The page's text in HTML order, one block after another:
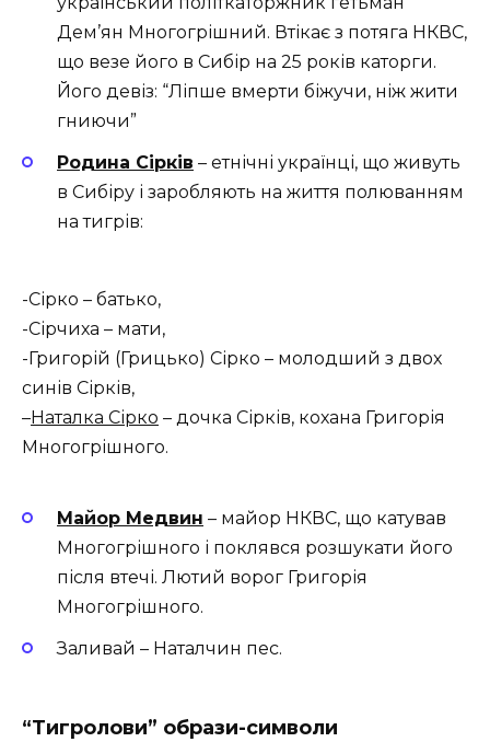
Дем’ян Многогрішний. Втікає з потяга НКВС,
що везе його в Сибір на 25 років каторги.
Його девіз: “Ліпше вмерти біжучи, ніж жити
гниючи”
Родина Сірків – етнічні українці, що живуть
в Сибіру і заробляють на життя полюванням
на тигрів:
-Сірко – батько,
-Сірчиха – мати,
-Григорій (Грицько) Сірко – молодший з двох
синів Сірків,
–Наталка Сірко – дочка Сірків, кохана Григорія
Многогрішного.
Майор Медвин – майор НКВС, що катував
Многогрішного і поклявся розшукати його
після втечі. Лютий ворог Григорія
Многогрішного.
Заливай – Наталчин пес.
“Тигролови” образи-символи